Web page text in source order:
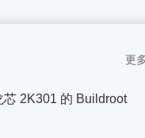
更
2K301 的 Buildroot